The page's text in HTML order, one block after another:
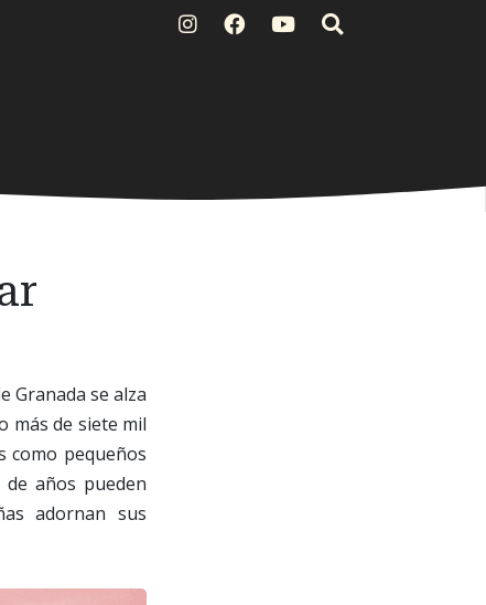
Granada se alza
más de siete mil
como pequeños
años pueden
adornan sus